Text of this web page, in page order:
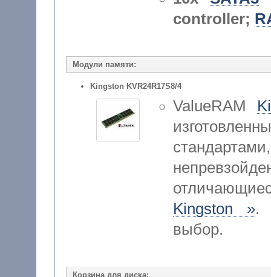
controller;
Модули памяти:
Kingston KVR24R17S8/4
ValueRAM
Kingston ».
выбор.
Корзина для диска: